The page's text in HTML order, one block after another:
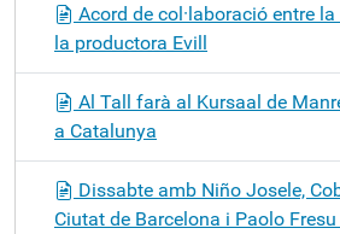
Acord de col·laboració entre
la productora Evill
Al Tall farà al Kursaal de
a Catalunya
Dissabte amb Niño Josele,
Ciutat de Barcelona i Paolo